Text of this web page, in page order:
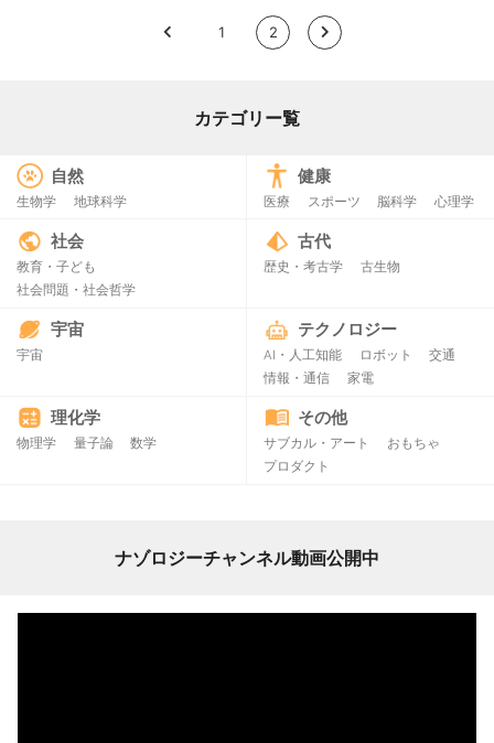
< 1 2 >
カテゴリー覧
自然
生物学 地球科学
健康
医療 スポーツ 脳科学 心理学
社会
教育・子ども
社会問題・社会哲学
古代
歴史・考古学 古生物
宇宙
宇宙
テクノロジー
AI・人工知能 ロボット
交通
情報・通信
家電
理化学
物理学 量子論 数学
その他
サブカル・アート
おもちゃ
プロダクト
ナゾロジーチャンネル動画公開中